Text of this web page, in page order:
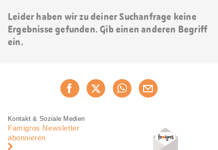
Leider haben wir zu deiner Suchanfrage keine
Ergebnisse gefunden. Gib einen anderen Begriff
ein.
Jetzt weiterempfehlen
Fusszeile
Fusszeile
Navigation
Kontakt & Soziale Medien
Famigros Newsletter
abonnieren